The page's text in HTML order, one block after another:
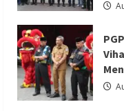
Berita Ekonomi dan
Berita Trending
ASDP
Merak dengan